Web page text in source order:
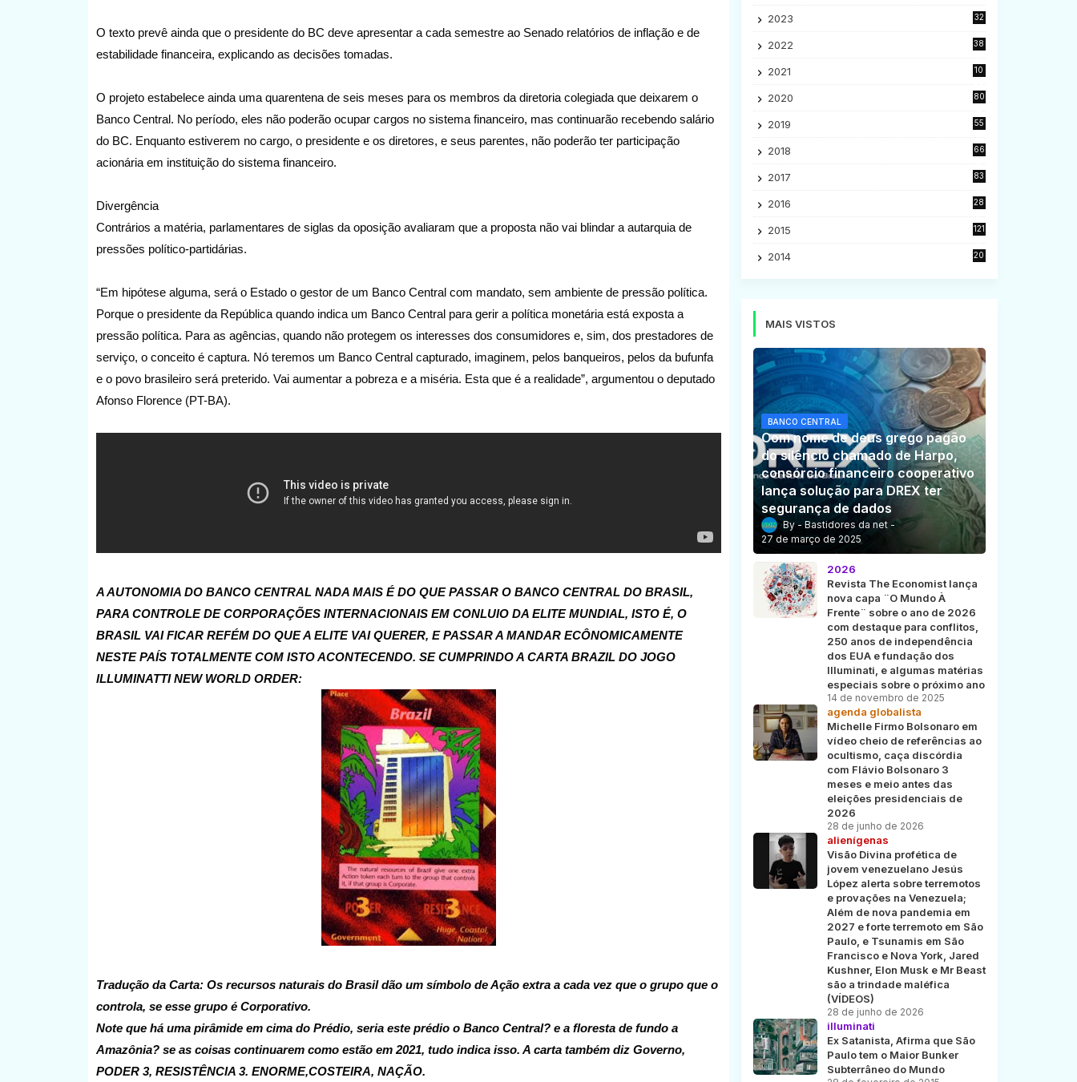
O texto prevê ainda que o presidente do BC deve apresentar a cada semestre ao Senado relatórios de inflação e de
estabilidade financeira, explicando as decisões tomadas.
O projeto estabelece ainda uma quarentena de seis meses para os membros da diretoria colegiada que deixarem o
Banco Central. No período, eles não poderão ocupar cargos no sistema financeiro, mas continuarão recebendo salário
do BC. Enquanto estiverem no cargo, o presidente e os diretores, e seus parentes, não poderão ter participação
acionária em instituição do sistema financeiro.
Divergência
Contrários a matéria, parlamentares de siglas da oposição avaliaram que a proposta não vai blindar a autarquia de
pressões político-partidárias.
“Em hipótese alguma, será o Estado o gestor de um Banco Central com mandato, sem ambiente de pressão política.
Porque o presidente da República quando indica um Banco Central para gerir a política monetária está exposta a
pressão política. Para as agências, quando não protegem os interesses dos consumidores e, sim, dos prestadores de
serviço, o conceito é captura. Nó teremos um Banco Central capturado, imaginem, pelos banqueiros, pelos da bufunfa
e o povo brasileiro será preterido. Vai aumentar a pobreza e a miséria. Esta que é a realidade”, argumentou o deputado
Afonso Florence (PT-BA).
A AUTONOMIA DO BANCO CENTRAL NADA MAIS É DO QUE PASSAR O BANCO CENTRAL DO BRASIL,
PARA CONTROLE DE CORPORAÇÕES INTERNACIONAIS EM CONLUIO DA ELITE MUNDIAL, ISTO É, O
BRASIL VAI FICAR REFÉM DO QUE A ELITE VAI QUERER, E PASSAR A MANDAR ECÔNOMICAMENTE
NESTE PAÍS TOTALMENTE COM ISTO ACONTECENDO. SE CUMPRINDO A CARTA BRAZIL DO JOGO
ILLUMINATTI NEW WORLD ORDER:
Tradução da Carta: Os recursos naturais do Brasil dão um símbolo de Ação extra a cada vez que o grupo que o
controla, se esse grupo é Corporativo.
Note que há uma pirâmide em cima do Prédio, seria este prédio o Banco Central? e a floresta de fundo a
Amazônia? se as coisas continuarem como estão em 2021, tudo indica isso. A carta também diz Governo,
PODER 3, RESISTÊNCIA 3. ENORME,COSTEIRA, NAÇÃO.
2023
32
2022
38
2021
10
2020
80
2019
55
2018
66
2017
83
2016
28
2015
121
2014
20
MAIS VISTOS
BANCO CENTRAL
Com nome de deus grego pagão
do silêncio chamado de Harpo,
consórcio financeiro cooperativo
lança solução para DREX ter
segurança de dados
Bastidores da net
27 de março de 2025
2026
Revista The Economist lança
nova capa ¨O Mundo À
Frente¨ sobre o ano de 2026
com destaque para conflitos,
250 anos de independência
dos EUA e fundação dos
Illuminati, e algumas matérias
especiais sobre o próximo ano
14 de novembro de 2025
agenda globalista
Michelle Firmo Bolsonaro em
vídeo cheio de referências ao
ocultismo, caça discórdia
com Flávio Bolsonaro 3
meses e meio antes das
eleições presidenciais de
2026
28 de junho de 2026
alienígenas
Visão Divina profética de
jovem venezuelano Jesús
López alerta sobre terremotos
e provações na Venezuela;
Além de nova pandemia em
2027 e forte terremoto em São
Paulo, e Tsunamis em São
Francisco e Nova York, Jared
Kushner, Elon Musk e Mr Beast
são a trindade maléfica
(VÍDEOS)
28 de junho de 2026
illuminati
Ex Satanista, Afirma que São
Paulo tem o Maior Bunker
Subterrâneo do Mundo